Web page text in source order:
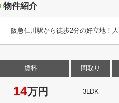
物件紹介
阪急仁川駅から徒歩2分の好立地！
賃料
14万円
間取り
3LDK